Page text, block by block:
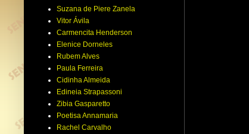
Suzana de Piere Zanela
Vitor Ávila
Carmencita Henderson
Elenice Dorneles
Rubem Alves
Paula Ferreira
Cidinha Almeida
Edineia Strapassoni
Zibia Gasparetto
Poetisa Annamaria
Rachel Carvalho